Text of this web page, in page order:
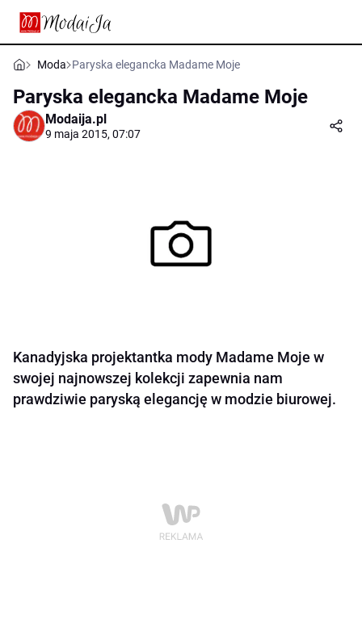
Moda Paryska elegancka Madame Moje
Paryska elegancka Madame Moje
Modaija.pl
9 maja 2015, 07:07
Kanadyjska projektantka mody Madame Moje w
swojej najnowszej kolekcji zapewnia nam
prawdziwie paryską elegancję w modzie biurowej.